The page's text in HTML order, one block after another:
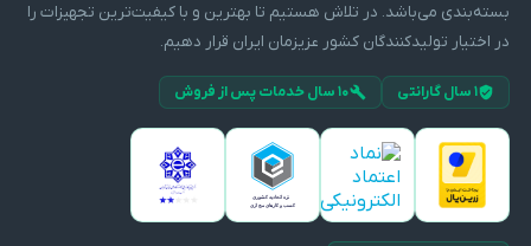
بسته‌بندی می‌باشد. در تلاش هستیم تا بهترین و با کیفیت‌ترین تجهیزات را
در اختیار تولیدکنندگان کشور عزیزمان ایران قرار دهیم.
۱ سال گارانتی ۱۰ سال خدمات پس از فروش